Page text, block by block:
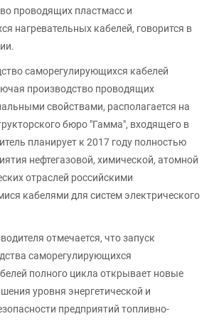
проводящих пластмасс и
нагревательных кабелей, говорится в
саморегулирующихся кабелей
производство проводящих
свойствами, располагается на
бюро "Гамма", входящего в
планирует к 2017 году полностью
нефтегазовой, химической, атомной
отраслей российскими
кабелями для систем электрического
отмечается, что запуск
саморегулирующихся
полного цикла открывает новые
уровня энергетической и
предприятий топливно-